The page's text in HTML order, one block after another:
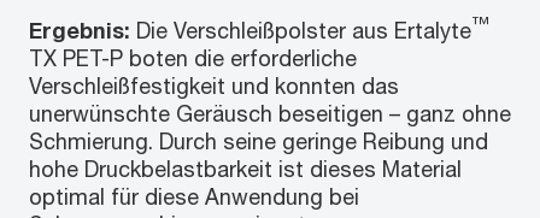
Ergebnis: Die Verschleißpolster aus Ertalyte™
TX PET-P boten die erforderliche
Verschleißfestigkeit und konnten das
unerwünschte Geräusch beseitigen – ganz ohne
Schmierung. Durch seine geringe Reibung und
hohe Druckbelastbarkeit ist dieses Material
optimal für diese Anwendung bei